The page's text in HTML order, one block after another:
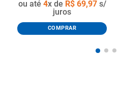
ou até 4x de R$ 69,97s/
juros
COMPRAR